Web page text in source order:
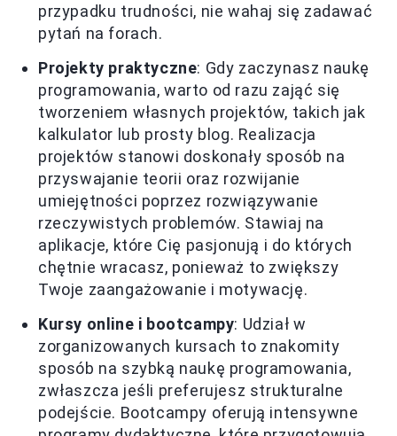
przypadku trudności, nie wahaj się zadawać
pytań na forach.
Projekty praktyczne: Gdy zaczynasz naukę
programowania, warto od razu zająć się
tworzeniem własnych projektów, takich jak
kalkulator lub prosty blog. Realizacja
projektów stanowi doskonały sposób na
przyswajanie teorii oraz rozwijanie
umiejętności poprzez rozwiązywanie
rzeczywistych problemów. Stawiaj na
aplikacje, które Cię pasjonują i do których
chętnie wracasz, ponieważ to zwiększy
Twoje zaangażowanie i motywację.
Kursy online i bootcampy: Udział w
zorganizowanych kursach to znakomity
sposób na szybką naukę programowania,
zwłaszcza jeśli preferujesz strukturalne
podejście. Bootcampy oferują intensywne